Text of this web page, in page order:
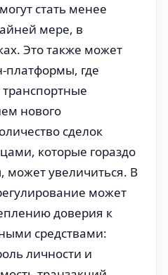
стать менее
мере, в
Это также может
платформы, где
нового
сделок
которые гораздо
может увеличиться. В
может
доверия к
средствами:
личности и